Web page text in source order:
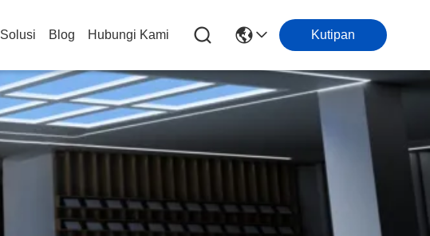
Solusi Blog Hubungi Kami Kutipan